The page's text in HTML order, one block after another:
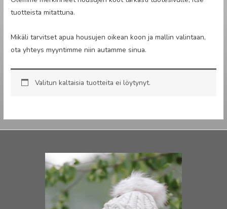
tuotteista mitattuna.
Mikäli tarvitset apua housujen oikean koon ja mallin valintaan,
ota yhteys myyntimme niin autamme sinua.
Valitun kaltaisia tuotteita ei löytynyt.